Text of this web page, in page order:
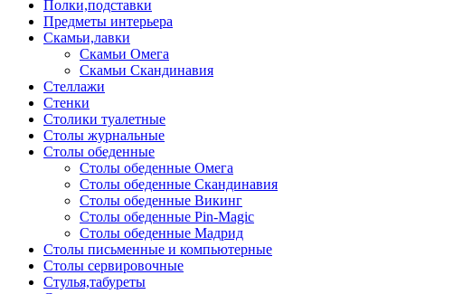
Полки,подставки
Предметы интерьера
Скамьи,лавки
Скамьи Омега
Скамьи Скандинавия
Стеллажи
Стенки
Столики туалетные
Столы журнальные
Столы обеденные
Столы обеденные Омега
Столы обеденные Скандинавия
Столы обеденные Викинг
Столы обеденные Pin-Magic
Столы обеденные Мадрид
Столы письменные и компьютерные
Столы сервировочные
Стулья,табуреты